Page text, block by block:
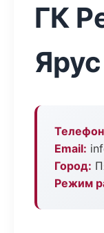
ГК
Ярус
Email:
Город:
Режим